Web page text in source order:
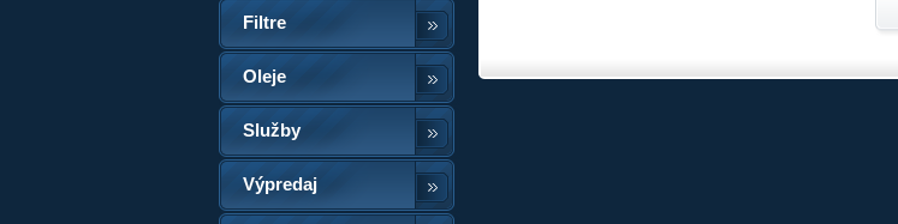
Filtre
Oleje
Služby
Výpredaj